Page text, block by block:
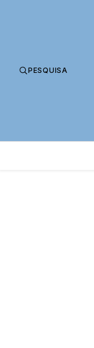
PESQUISA